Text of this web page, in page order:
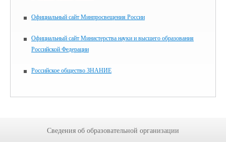
Официальный сайт Минпросвещения России
Официальный сайт Министерства науки и высшего образования
Российской Федерации
Российское общество ЗНАНИЕ
Сведения об образовательной организации